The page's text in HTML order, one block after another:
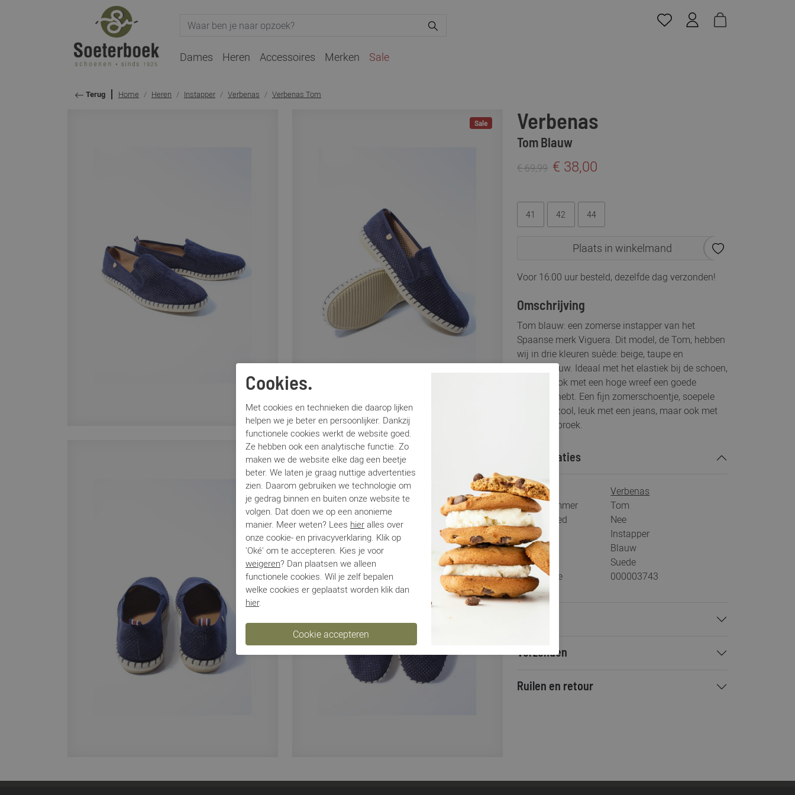
Dames Heren Accessoires Merken Sale
Terug Home Heren Instapper Verbenas Verbenas Tom
Sale Verbenas
Tom Blauw
€ 69,99 € 38,00
41 42 44
Plaats in winkelmand
Voor 16:00 uur besteld, dezelfde dag verzonden!
Omschrijving
Tom blauw: een zomerse instapper van het
Spaanse merk Viguera. Dit model, de Tom, hebben
wij in drie kleuren suède: beige, taupe en
donkerblauw. Ideaal met het elastiek bij de schoen,
zodat je ook met een hoge wreef een goede
pasvorm hebt. Een fijn zomerschoentje, soepele
rubberen zool, leuk met een jeans, maar ook met
een korte broek.
Specificaties
Merk
Verbenas
Artikelnummer
Tom
Los voetbed
Nee
Categorie
Instapper
Kleur
Blauw
Materiaal
Suede
Bestelcode
000003743
Verzenden
Ruilen en retour
Cookies.
Met cookies en technieken die daarop lijken
helpen we je beter en persoonlijker. Dankzij
functionele cookies werkt de website goed.
Ze hebben ook een analytische functie. Zo
maken we de website elke dag een beetje
beter. We laten je graag nuttige advertenties
zien. Daarom gebruiken we technologie om
je gedrag binnen en buiten onze website te
volgen. Dat doen we op een anonieme
manier. Meer weten? Lees hier alles over
onze cookie- en privacyverklaring. Klik op
'Oké' om te accepteren. Kies je voor
weigeren? Dan plaatsen we alleen
functionele cookies. Wil je zelf bepalen
welke cookies er geplaatst worden klik dan
hier.